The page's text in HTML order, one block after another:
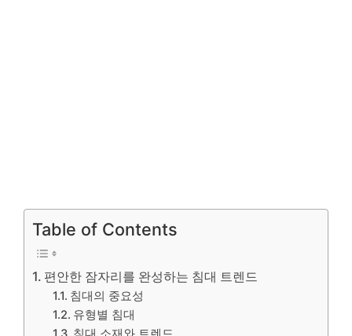
Table of Contents
편안한 잠자리를 완성하는 침대 트렌드
침대의 중요성
유형별 침대